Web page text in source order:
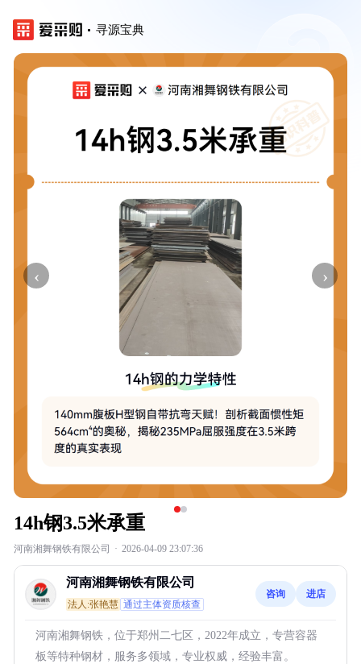
寻源宝典
‹ ›
14h钢3.5米承重
河南湘舞钢铁有限公司 · 2026-04-09 23:07:36
河南湘舞钢铁有限公司
法人:张艳慧 通过主体资质核查
咨询 进店
河南湘舞钢铁，位于郑州二七区，2022年成立，专营容器
板等特种钢材，服务多领域，专业权威，经验丰富。